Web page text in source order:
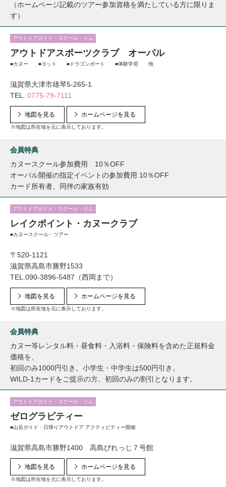
（ホームページ記載のツアー参加資格を満たしている方に限りま
す）
アウトドアガイド・スクール・ジム
アウトドアスポーツクラブ オーパル
■カヌー ■ヨット ■ドラゴンボート ■体験学習 他
滋賀県大津市雄琴5-265-1
TEL. 0775-79-7111
地図を見る
※地図は所在地を元に表示しております。
ホームページを見る
会員特典
カヌースクール参加費用 10％OFF
オーパル開催の指定イベントの参加費用 10％OFF
カード所有者、同伴の家族有効
アウトドアガイド・スクール・ジム
レイクポイント・カヌークラブ
■カヌースクール・ツアー
〒520-1121
滋賀県高島市勝野1533
TEL.090-3896-5487（西岡まで）
地図を見る
※地図は所在地を元に表示しております。
ホームページを見る
会員特典
カヌー等レンタル料・昼食料・入浴料・保険料を含めた正規料金
価格を、
初回のみ1000円引き。小学生・中学生は500円引き。
WILD-1カードをご提示の方、初回のみの割引となります。
アウトドアガイド・スクール・ジム
ゼログラビティー
■山岳ガイド・日帰りアウトドア アクティビティー開催
滋賀県高島市勝野1400 高島びれっじ７号館
地図を見る
※地図は所在地を元に表示しております。
ホームページを見る